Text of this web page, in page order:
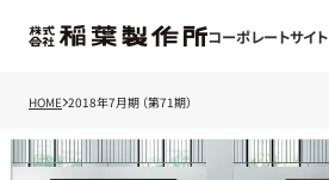
コーポレートサイト
HOME 2018年7月期 （第71期）